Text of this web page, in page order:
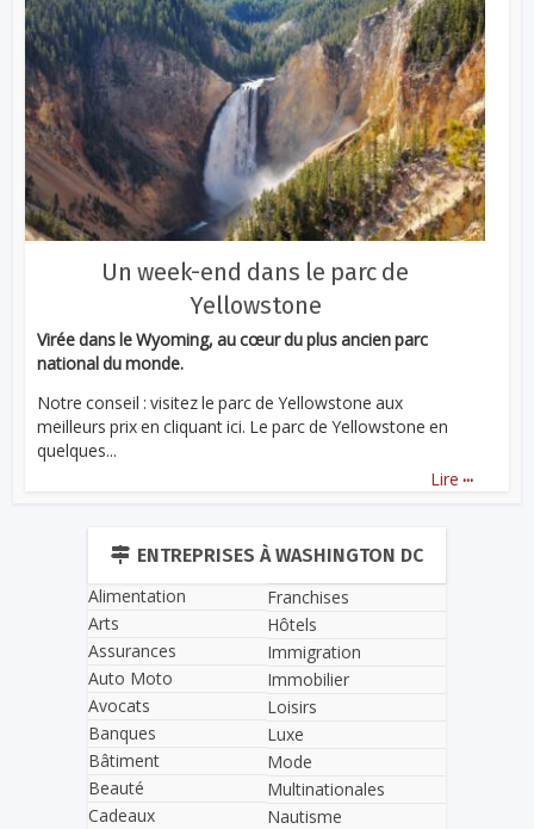
Un week-end dans le parc de
Yellowstone
Virée dans le Wyoming, au cœur du plus ancien parc
national du monde.
Notre conseil : visitez le parc de Yellowstone aux
meilleurs prix en cliquant ici. Le parc de Yellowstone en
quelques...
Lire ...
ENTREPRISES À WASHINGTON DC
Alimentation
Arts
Assurances
Auto Moto
Avocats
Banques
Bâtiment
Beauté
Cadeaux
Franchises
Hôtels
Immigration
Immobilier
Loisirs
Luxe
Mode
Multinationales
Nautisme